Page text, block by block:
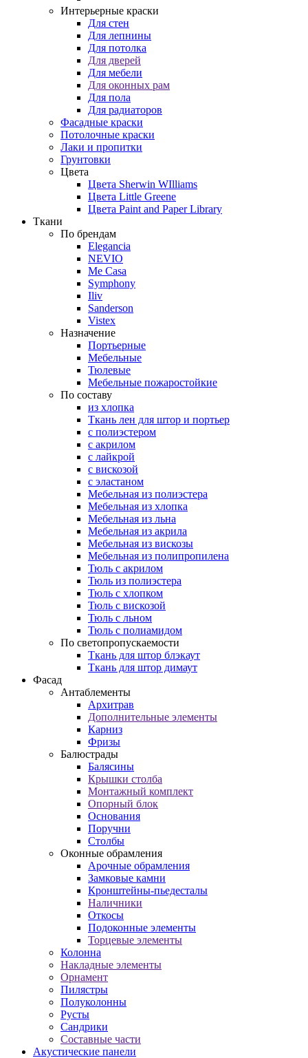
Интерьерные краски
Для стен
Для лепнины
Для потолка
Для дверей
Для мебели
Для оконных рам
Для пола
Для радиаторов
Фасадные краски
Потолочные краски
Лаки и пропитки
Грунтовки
Цвета
Цвета Sherwin WIlliams
Цвета Little Greene
Цвета Paint and Paper Library
Ткани
По брендам
Elegancia
NEVIO
Me Casa
Symphony
Iliv
Sanderson
Vistex
Назначение
Портьерные
Мебельные
Тюлевые
Мебельные пожаростойкие
По составу
из хлопка
Ткань лен для штор и портьер
с полиэстером
с акрилом
с лайкрой
с вискозой
с эластаном
Мебельная из полиэстера
Мебельная из хлопка
Мебельная из льна
Мебельная из акрила
Мебельная из вискозы
Мебельная из полипропилена
Тюль с акрилом
Тюль из полиэстера
Тюль с хлопком
Тюль с вискозой
Тюль с льном
Тюль с полиамидом
По светопропускаемости
Ткань для штор блэкаут
Ткань для штор димаут
Фасад
Антаблементы
Архитрав
Дополнительные элементы
Карниз
Фризы
Балюстрады
Балясины
Крышки столба
Монтажный комплект
Опорный блок
Основания
Поручни
Столбы
Оконные обрамления
Арочные обрамления
Замковые камни
Кронштейны-пьедесталы
Наличники
Откосы
Подоконные элементы
Торцевые элементы
Колонна
Накладные элементы
Орнамент
Пилястры
Полуколонны
Русты
Сандрики
Составные части
Акустические панели